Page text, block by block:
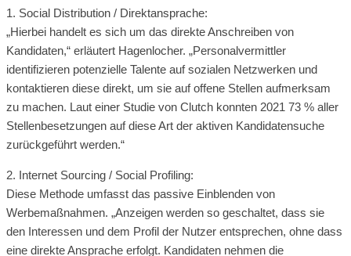
1. Social Distribution / Direktansprache:
„Hierbei handelt es sich um das direkte Anschreiben von
Kandidaten,“ erläutert Hagenlocher. „Personalvermittler
identifizieren potenzielle Talente auf sozialen Netzwerken und
kontaktieren diese direkt, um sie auf offene Stellen aufmerksam
zu machen. Laut einer Studie von Clutch konnten 2021 73 % aller
Stellenbesetzungen auf diese Art der aktiven Kandidatensuche
zurückgeführt werden.“
2. Internet Sourcing / Social Profiling:
Diese Methode umfasst das passive Einblenden von
Werbemaßnahmen. „Anzeigen werden so geschaltet, dass sie
den Interessen und dem Profil der Nutzer entsprechen, ohne dass
eine direkte Ansprache erfolgt. Kandidaten nehmen die